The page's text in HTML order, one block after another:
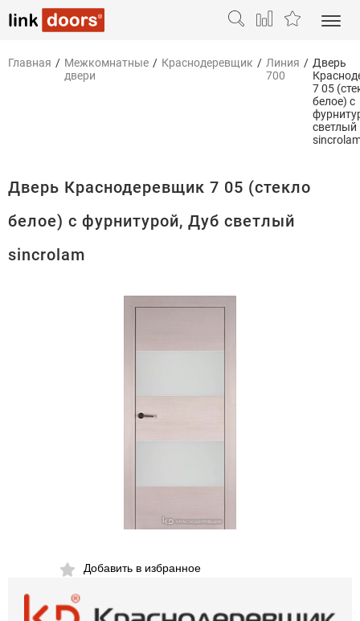
Главная / Межкомнатные
двери
/ Краснодеревщик / Линия
700
/ Дверь
7 05
белое) с
светлый
Дверь Краснодеревщик 7 05 (стекло
белое) с фурнитурой, Дуб светлый
sincrolam
Добавить в избранное